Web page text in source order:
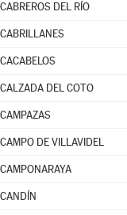
CABREROS DEL RÍO
CABRILLANES
CACABELOS
CALZADA DEL COTO
CAMPAZAS
CAMPO DE VILLAVIDEL
CAMPONARAYA
CANDÍN